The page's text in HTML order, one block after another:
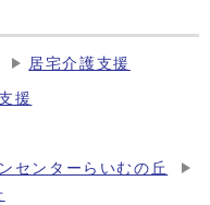
居宅介護支援
援
センターらいむの丘